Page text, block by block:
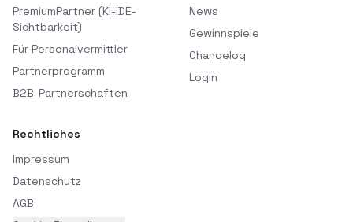
PremiumPartner (KI-IDE-
Sichtbarkeit)
Für Personalvermittler
Partnerprogramm
B2B-Partnerschaften
News
Gewinnspiele
Changelog
Login
Rechtliches
Impressum
Datenschutz
AGB